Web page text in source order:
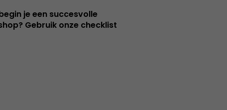
je een succesvolle
Gebruik onze checklist